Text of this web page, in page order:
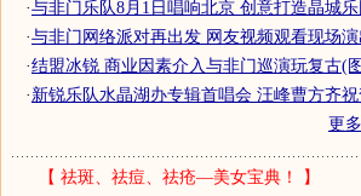
·与非门乐队8月1日唱响北京 创意打造晶城乐
·与非门网络派对再出发 网友视频观看现场演
·结盟冰锐 商业因素介入与非门巡演玩复古(
·新锐乐队水晶湖办专辑首唱会 汪峰曹方齐祝
更
【 祛斑、祛痘、祛疮—美女宝典！ 】